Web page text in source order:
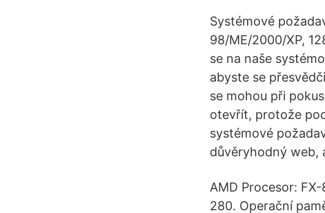
Systémové
98/ME/2000/XP,
se na naše
abyste se
se mohou při
otevřít, protože
systémové
důvěryhodný web,
AMD Procesor:
280. Operační